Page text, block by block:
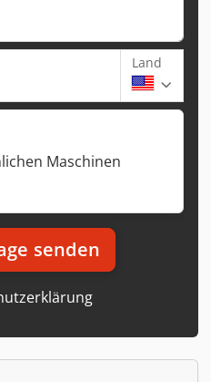
Land
Maschinen
senden